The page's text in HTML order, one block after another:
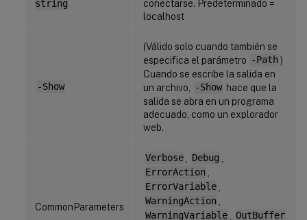
string
conectarse. Predeterminado =
localhost
-Show
(Válido solo cuando también se
especifica el parámetro -Path )
Cuando se escribe la salida en
un archivo,
-Show hace que la
salida se abra en un programa
adecuado, como un explorador
web.
CommonParameters
Verbose Debug
ErrorAction
ErrorVariable
WarningAction
WarningVariable
OutBuffer